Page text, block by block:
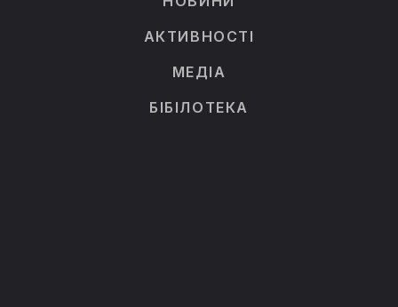
АКТИВНОСТІ
МЕДІА
БІБІЛОТЕКА